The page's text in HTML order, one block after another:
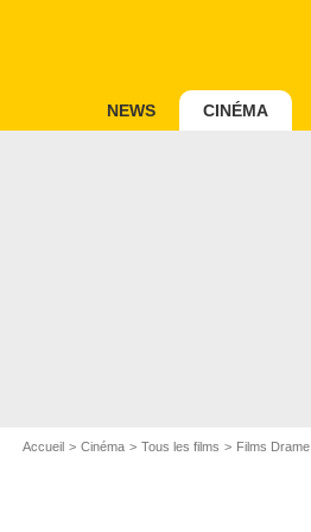
NEWS CINÉMA
Accueil Cinéma Tous les films Films Drame